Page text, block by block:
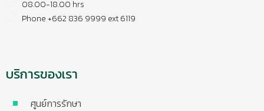
08.00-18.00 hrs
Phone +662 836 9999 ext 6119
บริการของเรา
ศูนย์การรักษา